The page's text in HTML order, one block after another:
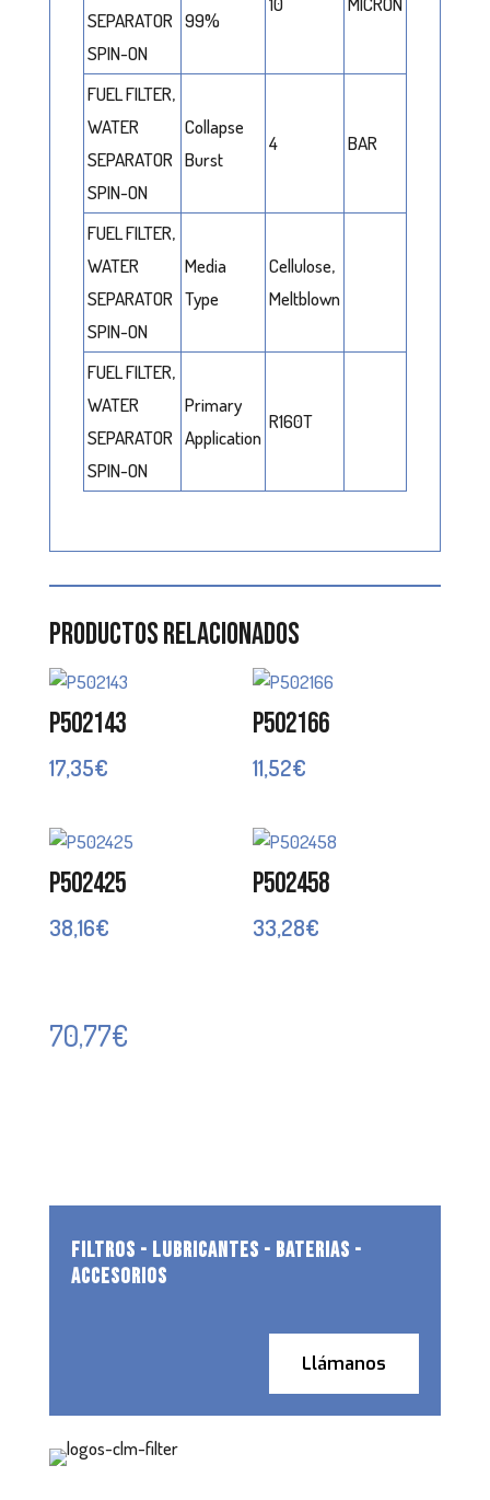
SEPARATOR
SPIN-ON
99%
FUEL FILTER,
WATER
SEPARATOR
SPIN-ON
Collapse
Burst
4 BAR
FUEL FILTER,
WATER
SEPARATOR
SPIN-ON
Media
Type
Cellulose,
Meltblown
FUEL FILTER,
WATER
SEPARATOR
SPIN-ON
Primary
Application
R160T
Productos relacionados
P502143
17,35€
P502166
11,52€
P502425
38,16€
P502458
33,28€
70,77€
FILTROS - LUBRICANTES - BATERIAS -
ACCESORIOS
Llámanos